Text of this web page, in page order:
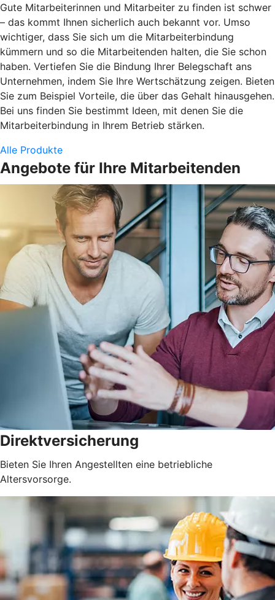
Gute Mitarbeiterinnen und Mitarbeiter zu finden ist schwer
– das kommt Ihnen sicherlich auch bekannt vor. Umso
wichtiger, dass Sie sich um die Mitarbeiterbindung
kümmern und so die Mitarbeitenden halten, die Sie schon
haben. Vertiefen Sie die Bindung Ihrer Belegschaft ans
Unternehmen, indem Sie Ihre Wertschätzung zeigen. Bieten
Sie zum Beispiel Vorteile, die über das Gehalt hinausgehen.
Bei uns finden Sie bestimmt Ideen, mit denen Sie die
Mitarbeiterbindung in Ihrem Betrieb stärken.
Alle Produkte
Angebote für Ihre Mitarbeitenden
Direktversicherung
Bieten Sie Ihren Angestellten eine betriebliche
Altersvorsorge.